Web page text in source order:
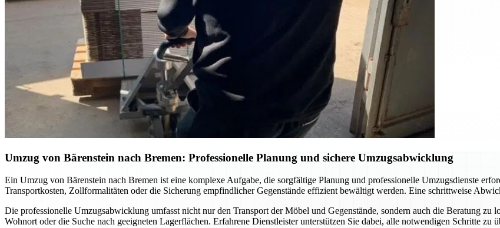
Umzug von Bärenstein nach Bremen: Professionelle Planung und sichere Umzugsabwicklung
Ein Umzug von Bärenstein nach Bremen ist eine komplexe Aufgabe, die sorgfältige Planung und professionelle Umzugsdienste
Transportkosten, Zollformalitäten oder die Sicherung empfindlicher Gegenstände effizient bewältigt werden. Eine schrittweise
Die professionelle Umzugsabwicklung umfasst nicht nur den Transport der Möbel und Gegenstände, sondern auch die Beratung
Wohnort oder die Suche nach geeigneten Lagerflächen. Erfahrene Dienstleister unterstützen Sie dabei, alle notwendigen Schritte